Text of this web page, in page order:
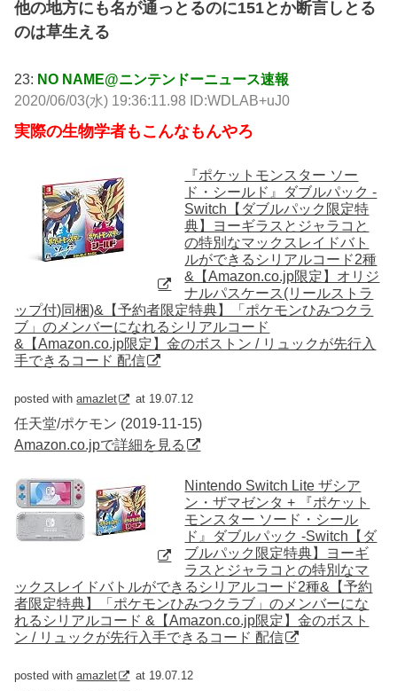
他の地方にも名が通っとるのに151とか断言しとる
のは草生える
23: NO NAME@ニンテンドーニュース速報
2020/06/03(水) 19:36:11.98 ID:WDLAB+uJ0
実際の生物学者もこんなもんやろ
『ポケットモンスター ソー
ド・シールド』ダブルパック -
Switch【ダブルパック限定特
典】ヨーギラスとジャラコと
の特別なマックスレイドバト
ルができるシリアルコード2種
&【Amazon.co.jp限定】オリジ
ナルパスケース(リールストラ
ップ付)同梱)&【予約者限定特典】「ポケモンひみつクラ
ブ」のメンバーになれるシリアルコード
&【Amazon.co.jp限定】金のボストン / リュックが先行入
手できるコード 配信
posted withamazlet at 19.07.12
任天堂/ポケモン (2019-11-15)
Amazon.co.jpで詳細を見る
Nintendo Switch Lite ザシア
ン・ザマゼンタ + 『ポケット
モンスター ソード・シール
ド』ダブルパック -Switch【ダ
ブルパック限定特典】ヨーギ
ラスとジャラコとの特別なマ
ックスレイドバトルができるシリアルコード2種&【予約
者限定特典】「ポケモンひみつクラブ」のメンバーにな
れるシリアルコード &【Amazon.co.jp限定】金のボスト
ン / リュックが先行入手できるコード 配信
posted withamazlet at 19.07.12